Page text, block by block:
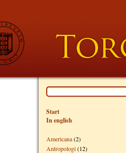
Start
In english
Americana(2)
Antropologi(12)